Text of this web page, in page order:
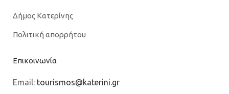
Δήμος Κατερίνης
Πολιτική απορρήτου
Επικοινωνία
Email: tourismos@katerini.gr